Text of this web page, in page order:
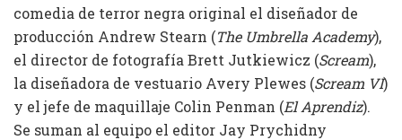
comedia de terror negra original el diseñador de
producción Andrew Stearn (The Umbrella Academy),
el director de fotografía Brett Jutkiewicz (Scream),
la diseñadora de vestuario Avery Plewes (Scream VI)
y el jefe de maquillaje Colin Penman (El Aprendiz).
Se suman al equipo el editor Jay Prychidny